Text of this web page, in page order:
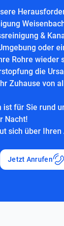
&
oder
Rohre wieder
die
Zuhause von
ist für Sie rund
Nacht!
sich über
Jetzt Anrufen